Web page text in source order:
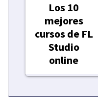
Los 10
mejores
cursos de FL
Studio
online